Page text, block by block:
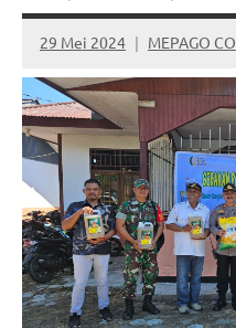
29 Mei 2024 MEPAGO CO
No
comments